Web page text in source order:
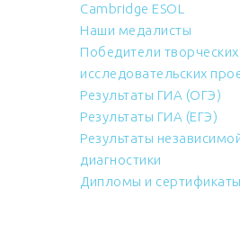
Cambridge ESOL
Наши медалисты
Победители
исследовательских
Результаты ГИА (ОГЭ)
Результаты ГИА (ЕГЭ)
Результаты
диагностики
Дипломы и сертификаты